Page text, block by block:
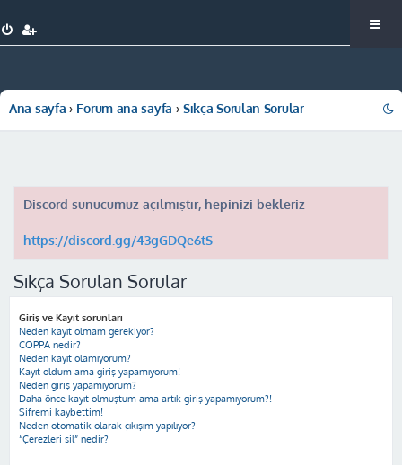
Ana sayfa Forum ana sayfa Sıkça Sorulan Sorular
Discord sunucumuz açılmıştır, hepinizi bekleriz
https://discord.gg/43gGDQe6tS
Sıkça Sorulan Sorular
Giriş ve Kayıt sorunları
Neden kayıt olmam gerekiyor?
COPPA nedir?
Neden kayıt olamıyorum?
Kayıt oldum ama giriş yapamıyorum!
Neden giriş yapamıyorum?
Daha önce kayıt olmuştum ama artık giriş yapamıyorum?!
Şifremi kaybettim!
Neden otomatik olarak çıkışım yapılıyor?
“Çerezleri sil” nedir?